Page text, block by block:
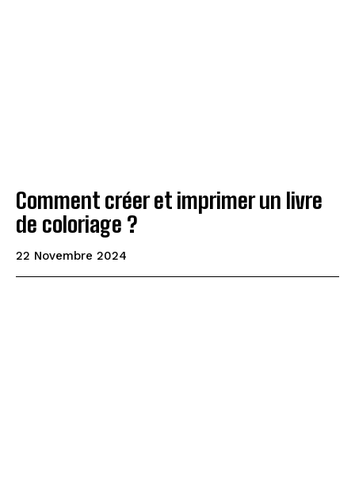
Comment créer et imprimer un livre
de coloriage ?
22 Novembre 2024